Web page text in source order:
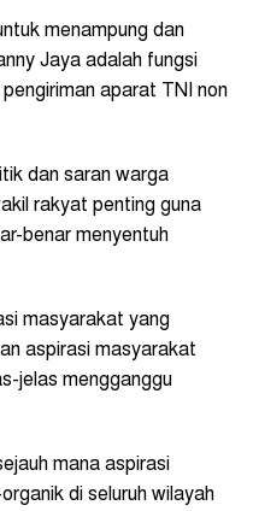
menampung dan
Jaya adalah fungsi
aparat TNI non
dan saran warga
rakyat penting guna
benar menyentuh
masyarakat yang
aspirasi masyarakat
jelas mengganggu
mana aspirasi
di seluruh wilayah